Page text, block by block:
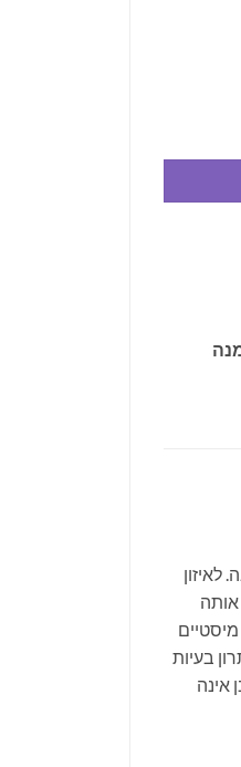
בעיות
אינה